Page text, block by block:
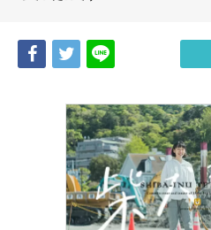
Share Tweet